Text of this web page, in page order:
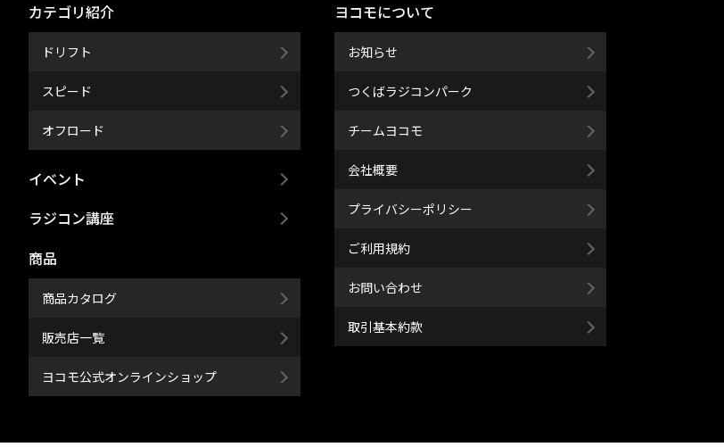
カテゴリ紹介
ドリフト
スピード
オフロード
イベント
ラジコン講座
商品
商品カタログ
販売店一覧
ヨコモ公式オンラインショップ
ヨコモについて
お知らせ
つくばラジコンパーク
チームヨコモ
会社概要
プライバシーポリシー
ご利用規約
お問い合わせ
取引基本約款